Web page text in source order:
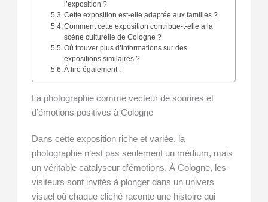
l’exposition ?
Cette exposition est-elle adaptée aux familles ?
Comment cette exposition contribue-t-elle à la
scène culturelle de Cologne ?
Où trouver plus d’informations sur des
expositions similaires ?
À lire également :
La photographie comme vecteur de sourires et
d’émotions positives à Cologne
Dans cette exposition riche et variée, la
photographie n’est pas seulement un médium, mais
un véritable catalyseur d’émotions. À Cologne, les
visiteurs sont invités à plonger dans un univers
visuel où chaque cliché raconte une histoire qui